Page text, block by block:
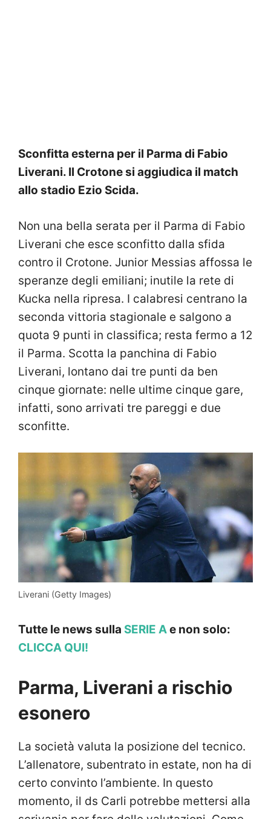
Sconfitta esterna per il Parma di Fabio
Liverani. Il Crotone si aggiudica il match
allo stadio Ezio Scida.
Non una bella serata per il Parma di Fabio
Liverani che esce sconfitto dalla sfida
contro il Crotone. Junior Messias affossa le
speranze degli emiliani; inutile la rete di
Kucka nella ripresa. I calabresi centrano la
seconda vittoria stagionale e salgono a
quota 9 punti in classifica; resta fermo a 12
il Parma. Scotta la panchina di Fabio
Liverani, lontano dai tre punti da ben
cinque giornate: nelle ultime cinque gare,
infatti, sono arrivati tre pareggi e due
sconfitte.
Liverani (Getty Images)
Tutte le news sulla SERIE Ae non solo:
CLICCA QUI!
Parma, Liverani a rischio
esonero
La società valuta la posizione del tecnico.
L’allenatore, subentrato in estate, non ha di
certo convinto l’ambiente. In questo
momento, il ds Carli potrebbe mettersi alla